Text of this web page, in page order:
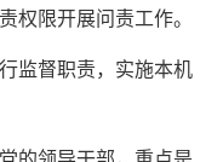
权限开展问责工作。
督职责，实施本机